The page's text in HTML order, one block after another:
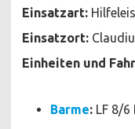
Einsatzart:
Einsatzort:
Einheiten und
Barme: LF 8/6